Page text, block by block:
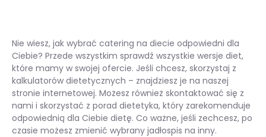
Nie wiesz, jak wybrać catering na diecie odpowiedni dla
Ciebie? Przede wszystkim sprawdź wszystkie wersje diet,
które mamy w swojej ofercie. Jeśli chcesz, skorzystaj z
kalkulatorów dietetycznych – znajdziesz je na naszej
stronie internetowej. Możesz również skontaktować się z
nami i skorzystać z porad dietetyka, który zarekomenduje
odpowiednią dla Ciebie dietę. Co ważne, jeśli zechcesz, po
czasie możesz zmienić wybrany jadłospis na inny.